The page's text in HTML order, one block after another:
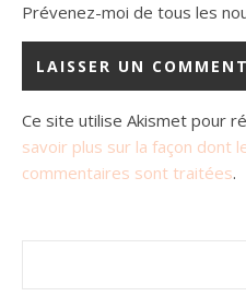
Prévenez-moi de tous les
Ce site utilise Akismet pour
savoir plus sur la façon dont
commentaires sont traitées.